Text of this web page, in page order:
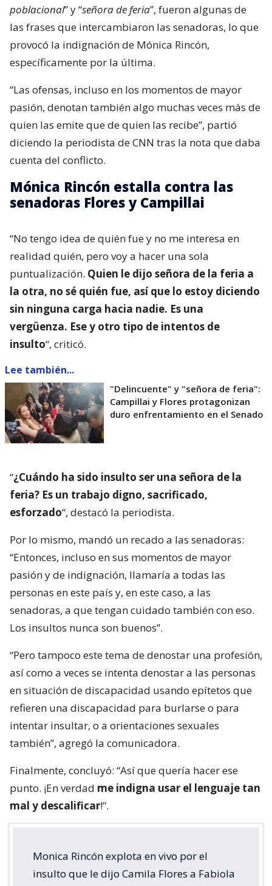
poblacional” y “señora de feria”, fueron algunas de
las frases que intercambiaron las senadoras, lo que
provocó la indignación de Mónica Rincón,
específicamente por la última.
“Las ofensas, incluso en los momentos de mayor
pasión, denotan también algo muchas veces más de
quien las emite que de quien las recibe”, partió
diciendo la periodista de CNN tras la nota que daba
cuenta del conflicto.
Mónica Rincón estalla contra las
senadoras Flores y Campillai
“No tengo idea de quién fue y no me interesa en
realidad quién, pero voy a hacer una sola
puntualización. Quien le dijo señora de la feria a
la otra, no sé quién fue, así que lo estoy diciendo
sin ninguna carga hacia nadie. Es una
vergüenza. Ese y otro tipo de intentos de
insulto“, criticó.
Lee también...
"Delincuente" y "señora de feria":
Campillai y Flores protagonizan
duro enfrentamiento en el Senado
“¿Cuándo ha sido insulto ser una señora de la
feria? Es un trabajo digno, sacrificado,
esforzado“, destacó la periodista.
Por lo mismo, mandó un recado a las senadoras:
“Entonces, incluso en sus momentos de mayor
pasión y de indignación, llamaría a todas las
personas en este país y, en este caso, a las
senadoras, a que tengan cuidado también con eso.
Los insultos nunca son buenos”.
“Pero tampoco este tema de denostar una profesión,
así como a veces se intenta denostar a las personas
en situación de discapacidad usando epítetos que
refieren una discapacidad para burlarse o para
intentar insultar, o a orientaciones sexuales
también”, agregó la comunicadora.
Finalmente, concluyó: “Así que quería hacer ese
punto. ¡En verdad me indigna usar el lenguaje tan
mal y descalificar!”.
Monica Rincón explota en vivo por el
insulto que le dijo Camila Flores a Fabiola